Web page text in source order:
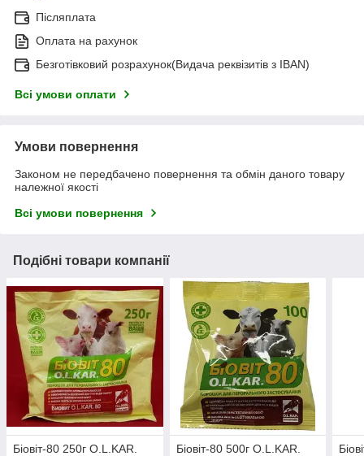
Післяплата
Оплата на рахунок
Безготівковий розрахунок(Видача реквізитів з IBAN)
Всі умови оплати
Умови повернення
Законом не передбачено повернення та обмін даного товару
належної якості
Всі умови повернення
Подібні товари компанії
Біовіт-80 250г O.L.KAR. Біовіт-80 500г O.L.KAR.